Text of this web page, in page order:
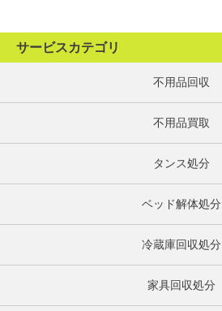
サービスカテゴリ
不用品回収
不用品買取
タンス処分
ベッド解体処分
冷蔵庫回収処分
家具回収処分